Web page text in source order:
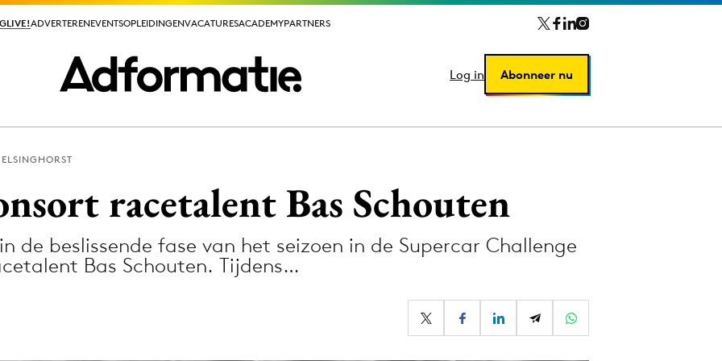
ADVERTERENEVENTSOPLEIDINGENVACATURESACADEMYPARTNERS
Log in Abonneer nu
ADVERTERENEVENTSOPLEIDINGENVACATURESACADEMYPARTNERS
Log in Abonneer nu
racetalent Bas Schouten
de beslissende fase van het seizoen in de Supercar Challenge
Bas Schouten. Tijdens…